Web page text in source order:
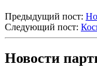
Предыдущий пост:
Следующий пост:
Новости